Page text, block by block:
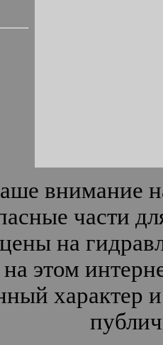
внимание
части
на
этом
характер и